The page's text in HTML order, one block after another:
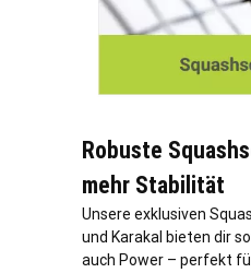
Robuste
mehr Stabilität
Unsere exklusiven
und Karakal bieten dir
auch Power – perfekt